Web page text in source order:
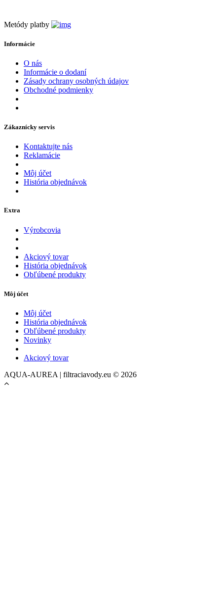
Metódy platby
Informácie
O nás
Informácie o dodaní
Zásady ochrany osobných údajov
Obchodné podmienky
Zákaznícky servis
Kontaktujte nás
Reklamácie
Môj účet
História objednávok
Extra
Výrobcovia
Akciový tovar
História objednávok
Obľúbené produkty
Môj účet
Môj účet
História objednávok
Obľúbené produkty
Novinky
Akciový tovar
AQUA-AUREA | filtraciavody.eu © 2026